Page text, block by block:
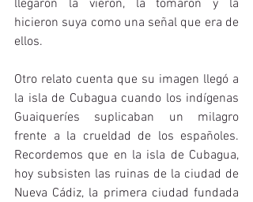
llegaron la vieron, la tomaron y la
hicieron suya como una señal que era de
ellos.
Otro relato cuenta que su imagen llegó a
la isla de Cubagua cuando los indígenas
Guaiqueríes suplicaban un milagro
frente a la crueldad de los españoles.
Recordemos que en la isla de Cubagua,
hoy subsisten las ruinas de la ciudad de
Nueva Cádiz, la primera ciudad fundada